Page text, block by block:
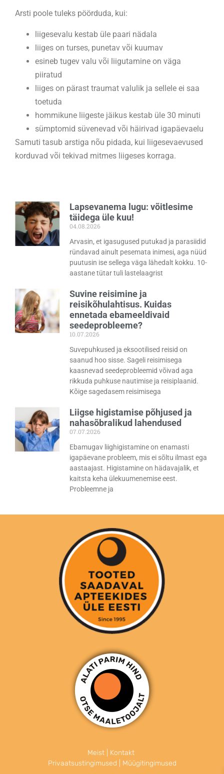
Arsti poole tuleks pöörduda, kui:
liigesevalu kestab üle paari nädala
liiges on turses, punetav või kuumav
esineb tugev valu või liigutamine on väga
piiratud
liiges on pärast traumat valulik ja sellele ei saa
toetuda
hommikune liigeste jäikus kestab üle 30 minuti
sümptomid süvenevad või häirivad igapäevaelu
Samuti tasub arstiga nõu pidada, kui liigesevaevused
korduvad või tekivad mitmes liigeses korraga.
Lapsevanema lugu: võitlesime
täidega üle kuu!
04.08.2026
Arvasin, et igasugused putukad ja parasiidid
ründavad ainult pesemata inimesi, aga nüüd
puutusin ise sellega väga lähedalt kokku. 10-
aastane tütar tuli lastelaagrist
Suvine reisimine ja
reisikõhulahtisus. Kuidas
ennetada ebameeldivaid
seedeprobleeme?
10.07.2026
Suvepuhkused ja eksootilised reisid on
saanud hoo sisse. Sageli reisimisega
kaasnevad seedeprobleemid võivad aga
rikkuda puhkuse nautimise ja reisiplaanid.
Kõige sagedasem reisimisega
Liigse higistamise põhjused ja
nahasõbralikud lahendused
07.07.2026
Ebamugav liighigistamine on enamasti
igapäevane probleem, mis ei sõltu ilmast ega
aastaajast. Higistamine on hädavajalik, et
kaitsta keha ülekuumenemise eest.
Probleemne ja
Meist
Kontakt
Privaatsustingimused
Müügitingimused